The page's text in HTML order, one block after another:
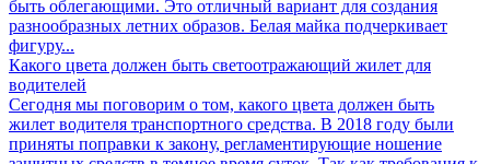
быть облегающими. Это отличный вариант для создания
разнообразных летних образов. Белая майка подчеркивает
фигуру...
Какого цвета должен быть светоотражающий жилет для
водителей
Сегодня мы поговорим о том, какого цвета должен быть
жилет водителя транспортного средства. В 2018 году были
приняты поправки к закону, регламентирующие ношение